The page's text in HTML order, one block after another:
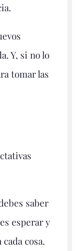
Y, si no lo
tomar las
saber
esperar y
cosa.